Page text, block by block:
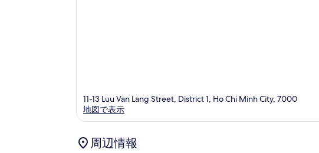
11-13 Luu Van Lang Street, District 1, Ho Chi Minh City, 7000
地図で表示
周辺情報